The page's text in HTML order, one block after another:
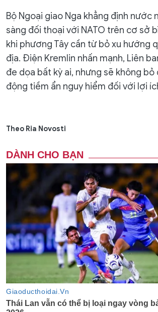
Bộ Ngoại giao Nga khẳng định nước
sàng đối thoại với NATO trên cơ sở
khi phương Tây cần từ bỏ xu hướng
địa. Điện Kremlin nhấn mạnh, Liên
đe dọa bất kỳ ai, nhưng sẽ không bỏ
động tiềm ẩn nguy hiểm đối với lợi
Theo Ria Novosti